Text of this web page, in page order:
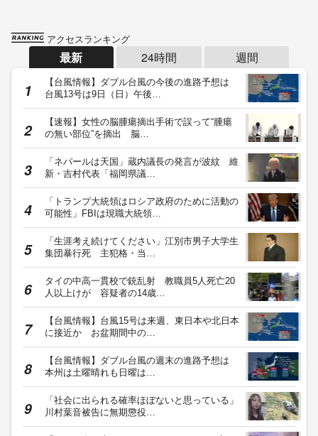
アクセスランキング
最新 24時間 週間
【台風情報】ダブル台風の今後の進路予想は
台風13号は9日（日）午後…
【速報】女性の脳腫瘍摘出手術で誤って“腫瘍
の無い部位”を摘出 脳…
「ネパールは天国」蔵内議長の発言が波紋 維
新・吉村代表「福岡県議…
「トランプ大統領はロシア政府のために活動の
可能性」FBIは現職大統領…
「生涯考え続けてください」江別市男子大学生
集団暴行死 主犯格・当…
タイの中高一貫校で銃乱射 教職員5人死亡20
人以上けが 容疑者の14歳…
【台風情報】台風15号は来週、東日本や北日本
に接近か お盆期間中の…
【台風情報】ダブル台風の週末の進路予想は
本州は土曜晴れも日曜は…
「社会に出られる確率ほぼないと思っている」
川村葉音被告に無期懲役…